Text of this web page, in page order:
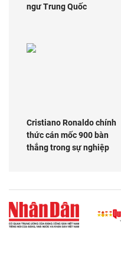
ngư Trung Quốc
Cristiano Ronaldo chính
thức cán mốc 900 bàn
thắng trong sự nghiệp